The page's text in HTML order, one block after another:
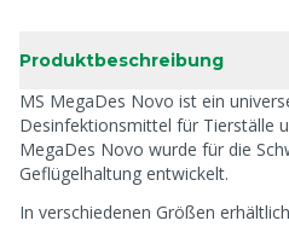
Produktbeschreibung
MS MegaDes Novo ist ein
Desinfektionsmittel für Tierställe
MegaDes Novo wurde für die
Geflügelhaltung entwickelt.
In verschiedenen Größen